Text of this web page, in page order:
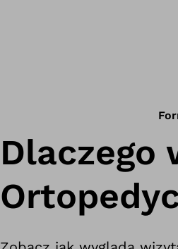
Dlaczego